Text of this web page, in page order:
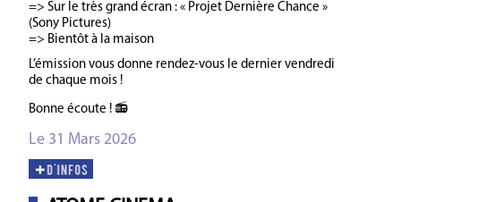
=> Sur le très grand écran : « Projet Dernière Chance »
(Sony Pictures)
=> Bientôt à la maison
L’émission vous donne rendez-vous le dernier vendredi
de chaque mois !
Bonne écoute ! 📻
Le 31 Mars 2026